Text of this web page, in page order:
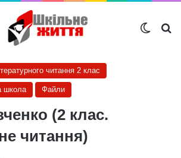
читання 2 клас
школа Файли
(2 клас.
читання)